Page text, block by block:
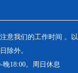
意我们的工作时间 。
除外。
18:00。周日休息